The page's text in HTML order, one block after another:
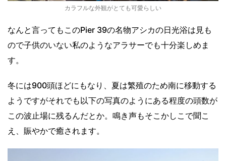
カラフルな外観がとても可愛らしい
なんと言ってもこのPier 39の名物アシカの日光浴は見も
ので子供のいない私のようなアラサーでも十分楽しめま
す。
冬には900頭ほどにもなり、夏は繁殖のため南に移動する
ようですがそれでも以下の写真のようにある程度の頭数が
この波止場に残るんだとか。鳴き声もそこかしこで聞こ
え、賑やかで癒されます。